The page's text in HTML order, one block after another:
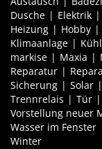
Dusche
Elektrik
Heizung
Hobby
Klimaanlage
markise
Maxia
Reparatur
Sicherung
Solar
Trennrelais
Tür
Vorstellung neuer
Wasser im Fenster
Winter